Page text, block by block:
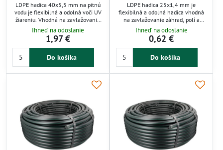
LDPE hadica 40x5,5 mm na pitnú
vodu je flexibilná a odolná voči UV
žiareniu. Vhodná na zavlažovanie
záhrad, polí a skleníkov v
kvapkových alebo
mikrozavlažovacích systémoch.
Ľahká a pevná hadica zabezpečuje
spoľahlivý rozvod vody s dlhou
aj poveternostným vplyvom.
Ihneď na odoslanie
1,97 €
Do košíka
LDPE hadica 25x1,4 mm je
flexibilná a odolná hadica vhodná
na zavlažovanie záhrad, polí a
skleníkov. Odoláva UV žiareniu a
chemikáliám, s pracovným tlakom
do 3,2 bar. Ideálna pre kvapkové a
mikrozavlažovacie systémy,
zabezpečuje spoľahlivý rozvod vody.
zvyšujú efektivitu závlahy.
Ihneď na odoslanie
0,62 €
Do košíka